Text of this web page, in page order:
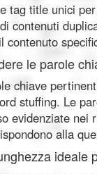
tag title unici
contenuti
contenuto
le parole
chiave
stuffing. Le
evidenziate nei
alla
ideale